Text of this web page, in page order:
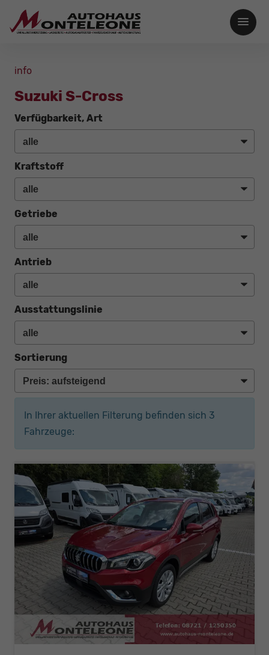
info
Suzuki S-Cross
Verfügbarkeit, Art
Kraftstoff
Getriebe
Antrieb
Ausstattungslinie
Sortierung
In Ihrer aktuellen Filterung befinden sich 3
Fahrzeuge: